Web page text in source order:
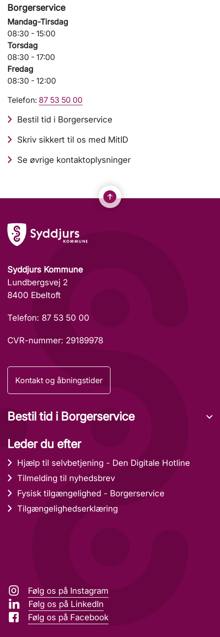
Borgerservice
Mandag-Tirsdag
08:30 - 15:00
Torsdag
08:30 - 17:00
Fredag
08:30 - 12:00
Telefon: 87 53 50 00
Bestil tid i Borgerservice
Skriv sikkert til os med MitID
Se øvrige kontaktoplysninger
Syddjurs Kommune
Lundbergsvej 2
8400 Ebeltoft
Telefon: 87 53 50 00
CVR-nummer: 29189978
Kontakt og åbningstider
Bestil tid i Borgerservice
Leder du efter
Hjælp til selvbetjening - Den Digitale Hotline
Tilmelding til nyhedsbrev
Fysisk tilgængelighed - Borgerservice
Tilgængelighedserklæring
Følg os på Instagram
Følg os på LinkedIn
Følg os på Facebook